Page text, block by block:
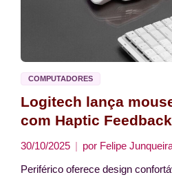
COMPUTADORES
Logitech lança
com Haptic
30/10/2025 por Felipe
Periférico oferece design